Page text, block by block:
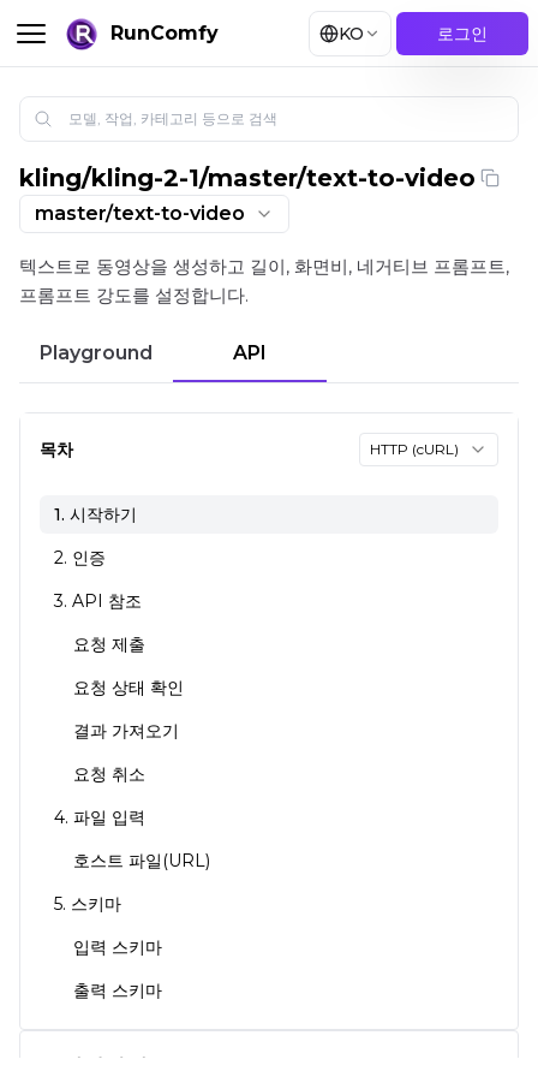
RunComfy KO 로그인
Kling 2.1 Master 텍스트로 동영상 생성: 길이와 프롬프트
kling/kling-2-1/master/text-to-video
master/text-to-video
텍스트로 동영상을 생성하고 길이, 화면비, 네거티브 프롬프트,
프롬프트 강도를 설정합니다.
Playground API
목차 HTTP (cURL)
1. 시작하기
2. 인증
3. API 참조
요청 제출
요청 상태 확인
결과 가져오기
요청 취소
4. 파일 입력
호스트 파일(URL)
5. 스키마
입력 스키마
출력 스키마